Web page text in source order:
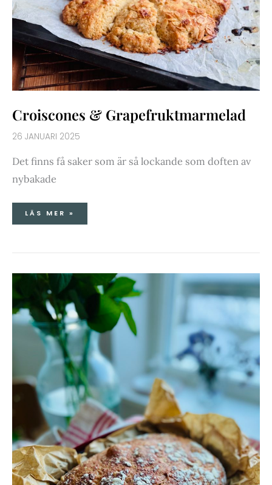
Croiscones & Grapefruktmarmelad
26 JANUARI 2025
Det finns få saker som är så lockande som doften av
nybakade
LÄS MER »
NO-
KNEAD
GRYTBRÖD
7
KR